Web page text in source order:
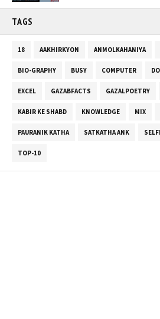
TAGS
18 AAKHIRKYON ANMOLKAHANIYA
BIO-GRAPHY BUSY COMPUTER
EXCEL GAZABFACTS GAZALPOETRY
KABIR KE SHABD KNOWLEDGE MIX
PAURANIK KATHA SATKATHA ANK
TOP-10